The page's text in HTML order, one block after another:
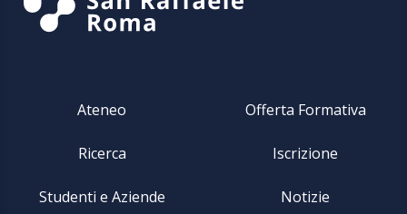
Ateneo Offerta Formativa
Ricerca Iscrizione
Studenti e Aziende Notizie